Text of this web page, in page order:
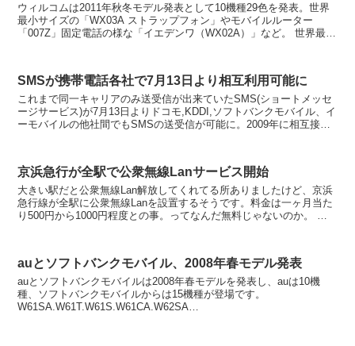
ウィルコムは2011年秋冬モデル発表として10機種29色を発表。世界
最小サイズの「WX03A ストラップフォン」やモバイルルーター
「007Z」固定電話の様な「イエデンワ（WX02A）」など。 世界最小
SMSが携帯電話各社で7月13日より相互利用可能に
これまで同一キャリアのみ送受信が出来ていたSMS(ショートメッセ
ージサービス)が7月13日よりドコモ,KDDI,ソフトバンクモバイル、イ
ーモバイルの他社間でもSMSの送受信が可能に。2009年に相互接続
京浜急行が全駅で公衆無線Lanサービス開始
大きい駅だと公衆無線Lan解放してくれてる所ありましたけど、京浜
急行線が全駅に公衆無線Lanを設置するそうです。料金は一ヶ月当た
り500円から1000円程度との事。ってなんだ無料じゃないのか。 首
auとソフトバンクモバイル、2008年春モデル発表
auとソフトバンクモバイルは2008年春モデルを発表し、auは10機
種、ソフトバンクモバイルからは15機種が登場です。
W61SA.W61T.W61S.W61CA.W62SA